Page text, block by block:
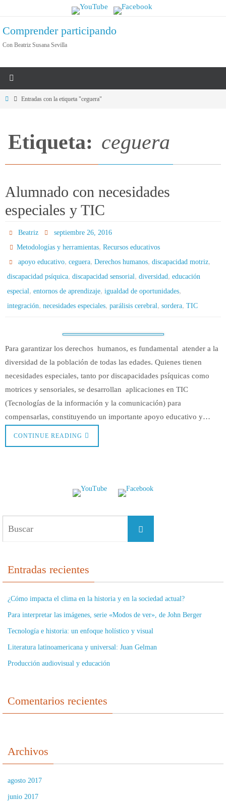
contenido
Comprender participando
Con Beatriz Susana Sevilla
InicioEntradas con la etiqueta "ceguera"
Etiqueta: ceguera
Alumnado con necesidades
especiales y TIC
Beatriz
septiembre 26, 2016
Metodologías y herramientas,Recursos educativos
apoyo educativo,ceguera,Derechos humanos,discapacidad motriz,
discapacidad psíquica, discapacidad sensorial, diversidad, educación
especial, entornos de aprendizaje, igualdad de oportunidades,
integración, necesidades especiales, parálisis cerebral, sordera, TIC
Para garantizar los derechos humanos, es fundamental atender a la
diversidad de la población de todas las edades. Quienes tienen
necesidades especiales, tanto por discapacidades psíquicas como
motrices y sensoriales, se desarrollan aplicaciones en TIC
(Tecnologías de la información y la comunicación) para
compensarlas, constituyendo un importante apoyo educativo y…
CONTINUE READING
Buscar
Entradas recientes
¿Cómo impacta el clima en la historia y en la sociedad actual?
Para interpretar las imágenes, serie «Modos de ver», de John Berger
Tecnología e historia: un enfoque holístico y visual
Literatura latinoamericana y universal: Juan Gelman
Producción audiovisual y educación
Comentarios recientes
Archivos
agosto 2017
junio 2017